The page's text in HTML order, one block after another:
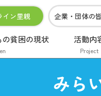
イン里親 企業・団体の
貧困の現状 活動内
Project
みら